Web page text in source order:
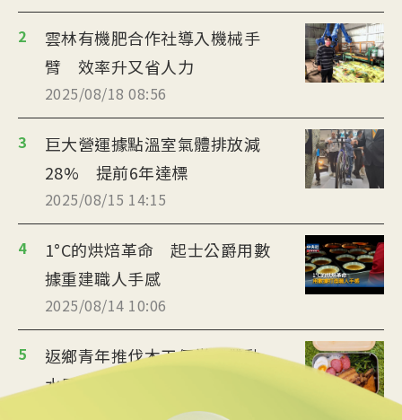
2
雲林有機肥合作社導入機械手
臂 效率升又省人力
2025/08/18 08:56
3
巨大營運據點溫室氣體排放減
28% 提前6年達標
2025/08/15 14:15
4
1°C的烘焙革命 起士公爵用數
據重建職人手感
2025/08/14 10:06
5
返鄉青年推伐木工便當 帶動
水里觀光與減碳經濟